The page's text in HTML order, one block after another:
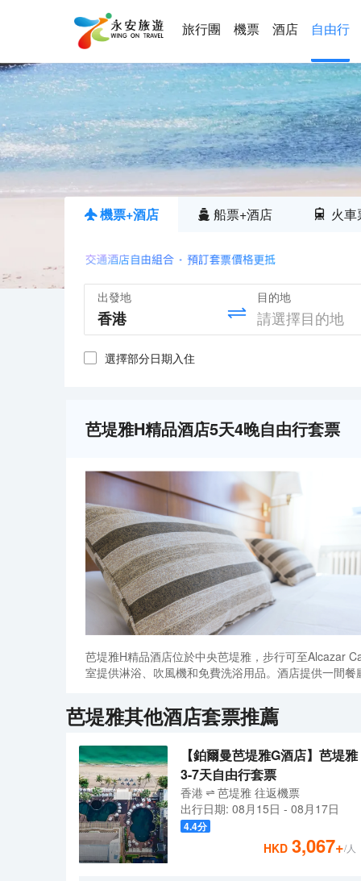
旅行團 機票 酒店 自由行
機票+酒店 船票+酒店 火車
出發地 目的地
選擇部分日期入住
芭堤雅H精品酒店5天4晚自由行套票
芭堤雅H精品酒店位於中央芭堤雅，步行可至Alcazar
室提供淋浴、吹風機和免費洗浴用品。酒店提供一間
芭堤雅其他酒店套票推薦
【鉑爾曼芭堤雅G酒店】芭堤雅
3-7天自由行套票
香港 芭堤雅 往返機票
出行日期: 08月15日 - 08月17日
4.4分
HKD 3,067+/人